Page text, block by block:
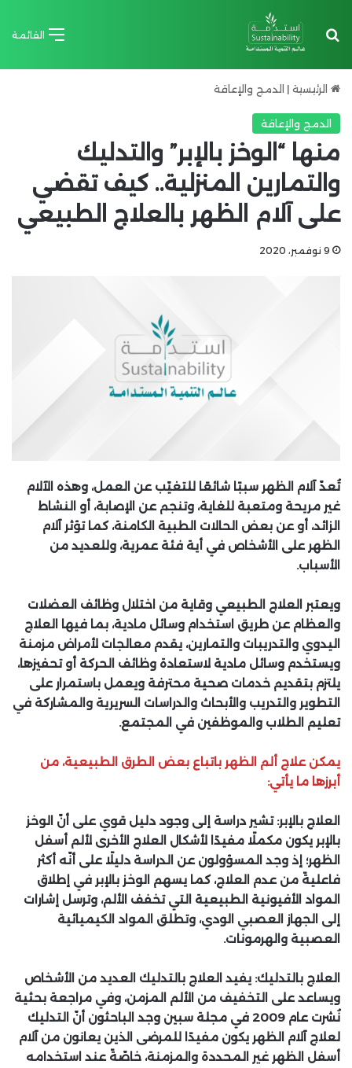
القائمة بحث عن
الرئيسية | الدمج والإعاقة
الدمج والإعاقة
منها “الوخز بالإبر” والتدليك
والتمارين المنزلية.. كيف تقضي
على آلام الظهر بالعلاج الطبيعي
9 نوفمبر، 2020
تُعدّ آلام الظهر سببًا شائعًا للتغيّب عن العمل، وهذه الآلام
غير مريحة ومتعبة للغاية، وتنجم عن الإصابة، أو النشاط
الزائد، أو عن بعض الحالات الطبية الكامنة، كما تؤثر آلام
الظهر على الأشخاص في أية فئة عمرية، وللعديد من
الأسباب.
ويعتبر العلاج الطبيعي وقاية من اختلال وظائف العضلات
والعظام عن طريق استخدام وسائل مادية، بما فيها العلاج
اليدوي والتدريبات والتمارين، يقدم معالجات لأمراض مزمنة
ويستخدم وسائل مادية لاستعادة وظائف الحركة أو تحفيزها،
يلتزم بتقديم خدمات صحية محترفة ويعمل باستمرار على
التطوير والتدريب والأبحاث والدراسات السريرية والمشاركة في
تعليم الطلاب والموظفين في المجتمع.
يمكن علاج ألم الظهر باتباع بعض الطرق الطبيعية، من
أبرزها ما يأتي:
العلاج بالإبر: تشير دراسة إلى وجود دليل قوي على أنّ الوخز
بالإبر يكون مكملًا مفيدًا لأشكال العلاج الأخرى لألم أسفل
الظهر؛ إذ وجد المسؤولون عن الدراسة دليلًا على أنّه أكثر
فاعليةً من عدم العلاج، كما يسهم الوخز بالإبر في إطلاق
المواد الأفيونية الطبيعية التي تخفف الألم، وترسل إشارات
إلى الجهاز العصبي الودي، وتطلق المواد الكيميائية
العصبية والهرمونات.
العلاج بالتدليك: يفيد العلاج بالتدليك العديد من الأشخاص
ويساعد على التخفيف من الألم المزمن، وفي مراجعة بحثية
نُشرت عام 2009 في مجلة سبين وجد الباحثون أنّ التدليك
لعلاج آلام الظهر يكون مفيدًا للمرضى الذين يعانون من آلام
أسفل الظهر غير المحددة والمزمنة، خاصّةً عند استخدامه